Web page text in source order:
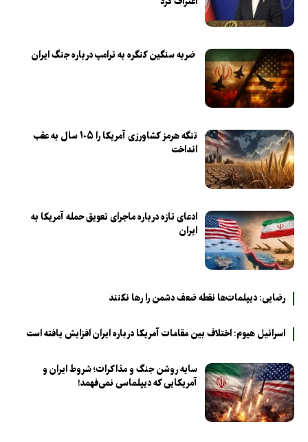
ضربه سنگین کنگره به ترامپ درباره جنگ ایران
تنگه هرمز کشاورزی آمریکا را ۱۰۵ سال به عقب
انداخت
ادعای تازه درباره ماجرای تعویق حمله آمریکا به
ایران
رضایی: دیپلمات‌ها نقطه ضعف دشمن را رها نکنند
اسرائیل هیوم: اختلاف بین مقامات آمریکا درباره ایران افزایش یافته است
سایه روشن جنگ و مذاکرات؛ شروط ایران و
آمریکایی که دیپلماسی نمی‌فهمد!